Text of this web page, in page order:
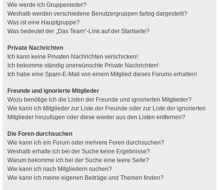
Wie werde ich Gruppenleiter?
Weshalb werden verschiedene Benutzergruppen farbig dargestellt?
Was ist eine Hauptgruppe?
Was bedeutet der „Das Team“-Link auf der Startseite?
Private Nachrichten
Ich kann keine Privaten Nachrichten verschicken!
Ich bekomme ständig unerwünschte Private Nachrichten!
Ich habe eine Spam-E-Mail von einem Mitglied dieses Forums erhalten!
Freunde und ignorierte Mitglieder
Wozu benötige ich die Listen der Freunde und ignorierten Mitglieder?
Wie kann ich Mitglieder zur Liste der Freunde oder zur Liste der ignorierten
Mitglieder hinzufügen oder diese wieder aus den Listen entfernen?
Die Foren durchsuchen
Wie kann ich ein Forum oder mehrere Foren durchsuchen?
Weshalb erhalte ich bei der Suche keine Ergebnisse?
Warum bekomme ich bei der Suche eine leere Seite?
Wie kann ich nach Mitgliedern suchen?
Wie kann ich meine eigenen Beiträge und Themen finden?